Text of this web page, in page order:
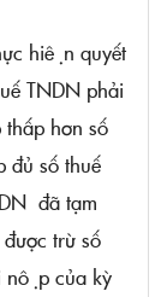
hiện quyết
TNDN phải
hơn số
số thuế
đã tạm
trừ số
nộp của kỳ